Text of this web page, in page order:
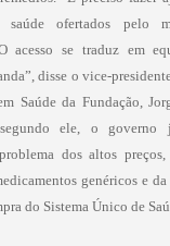
saúde ofertados pelo
acesso se traduz em
disse o vice-
Saúde da Fundação,
ele, o governo
dos altos
genéricos e
do Sistema Único de